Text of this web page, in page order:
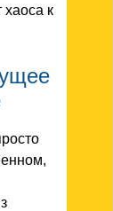
хаоса к